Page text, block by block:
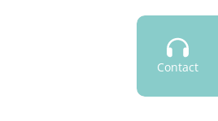
Contact